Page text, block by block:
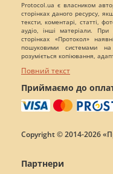
Protocol.ua є власником
сторінках даного ресурсу,
тексти, коментарі, статті,
аудіо, інші матеріали.
сторінках «Протокол»
пошуковими системами
розуміється копіювання,
Повний текст
Приймаємо до
Copyright © 2014-2026
Партнери